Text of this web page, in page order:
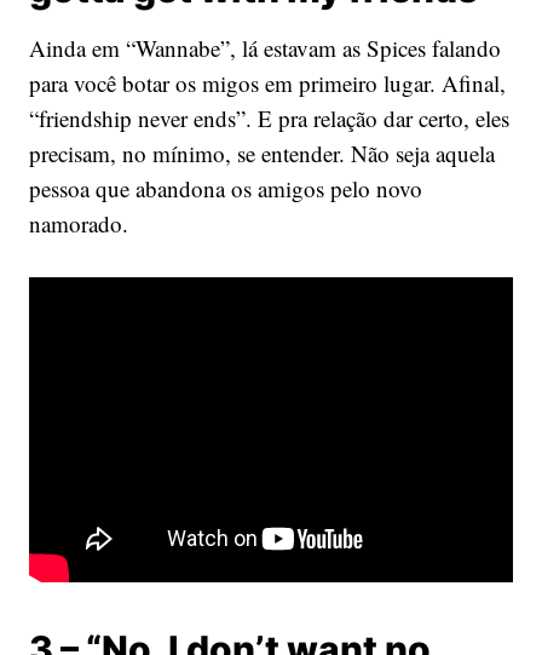
Ainda em “Wannabe”, lá estavam as Spices falando
para você botar os migos em primeiro lugar. Afinal,
“friendship never ends”. E pra relação dar certo, eles
precisam, no mínimo, se entender. Não seja aquela
pessoa que abandona os amigos pelo novo
namorado.